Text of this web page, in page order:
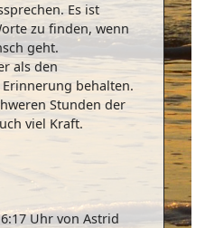
Es ist
zu finden, wenn
geht.
als den
behalten.
Stunden der
viel Kraft.
Uhr von Astrid